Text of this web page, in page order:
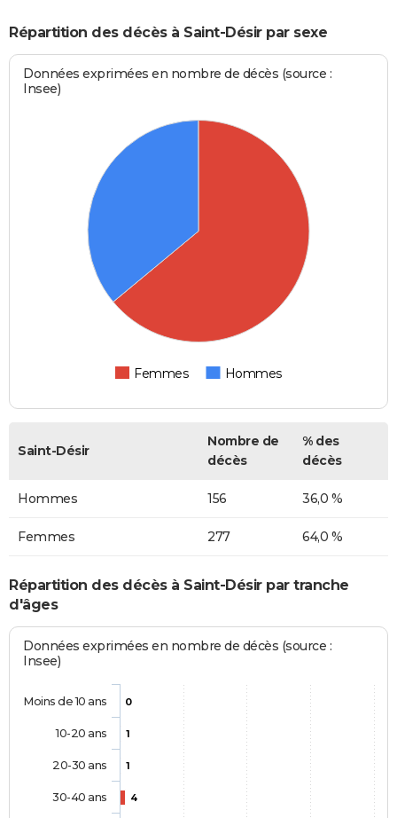
Répartition des décès à Saint-Désir par sexe
Données exprimées en nombre de décès (source :
Insee)
Femmes Hommes
Saint-Désir
Nombre de
décès
% des
décès
Hommes 156 36,0 %
Femmes 277 64,0 %
Répartition des décès à Saint-Désir par tranche
d'âges
Données exprimées en nombre de décès (source :
Insee)
0
1
1
4
Moins de 10 ans
10-20 ans
20-30 ans
30-40 ans